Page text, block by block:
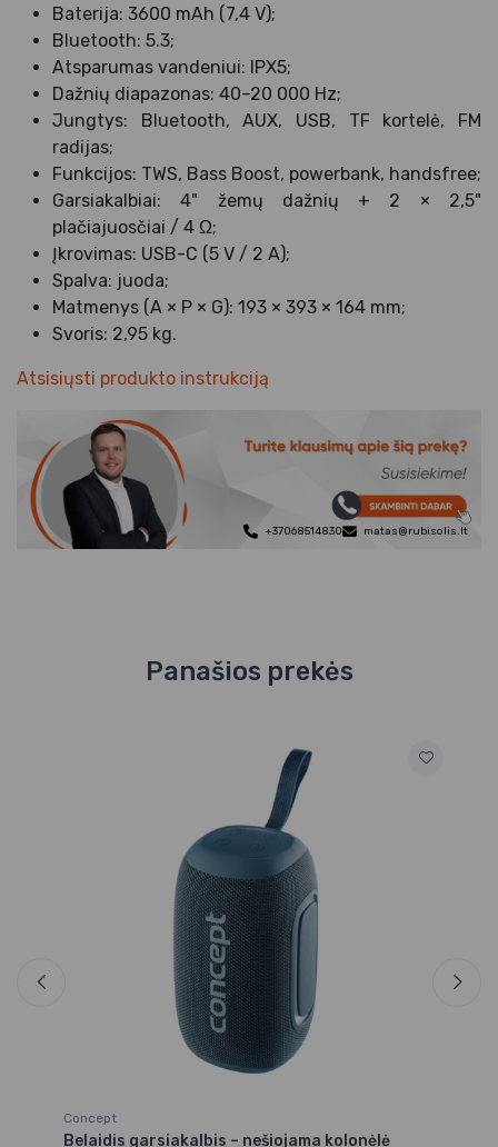
Baterija: 3600 mAh (7,4 V);
Bluetooth: 5.3;
Atsparumas vandeniui: IPX5;
Dažnių diapazonas: 40–20 000 Hz;
Jungtys: Bluetooth, AUX, USB, TF kortelė, FM
radijas;
Funkcijos: TWS, Bass Boost, powerbank, handsfree;
Garsiakalbiai: 4" žemų dažnių + 2 × 2,5"
plačiajuosčiai / 4 Ω;
Įkrovimas: USB-C (5 V / 2 A);
Spalva: juoda;
Matmenys (A × P × G): 193 × 393 × 164 mm;
Svoris: 2,95 kg.
Atsisiųsti produkto instrukciją
+37068514830 matas@rubisolis.lt
Panašios prekės
Concept
Belaidis garsiakalbis – nešiojama kolonėlė